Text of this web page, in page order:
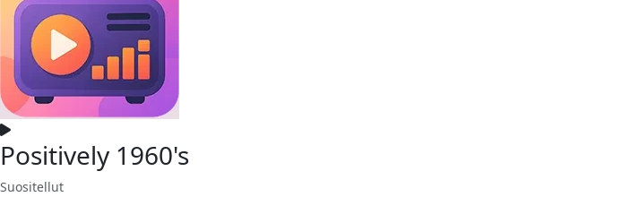
Positively 1960's
Suositellut